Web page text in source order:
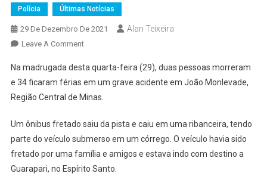
Polícia Últimas Notícias
29 De Dezembro De 2021 Alan Teixeira
Leave A CommentOn
FRETADO
CAI
EM
DEIXANDO
DOIS
MORTOS
E
Na madrugada desta quarta-feira (29), duas pessoas morreram
e 34 ficaram férias em um grave acidente em João Monlevade,
Região Central de Minas.
Um ônibus fretado saiu da pista e caiu em uma ribanceira, tendo
parte do veículo submerso em um córrego. O veículo havia sido
fretado por uma família e amigos e estava indo com destino a
Guarapari, no Espírito Santo.